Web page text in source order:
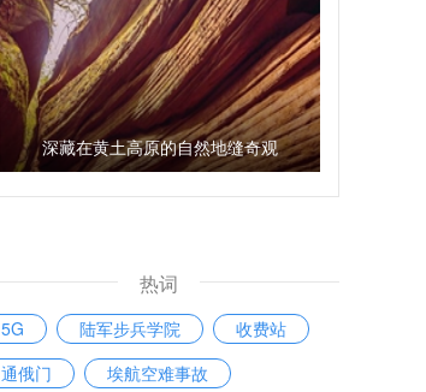
深藏在黄土高原的自然地缝奇观
热词
5G 陆军步兵学院
收费站
通俄门
埃航空难事故